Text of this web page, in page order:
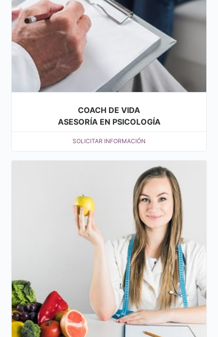
COACH DE VIDA
ASESORÍA EN PSICOLOGÍA
SOLICITAR INFORMACIÓN